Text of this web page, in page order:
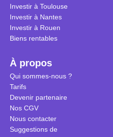
Investir à Toulouse
Investir à Nantes
Investir à Rouen
Biens rentables
À propos
Qui sommes-nous ?
Tarifs
Devenir partenaire
Nos CGV
Nous contacter
Suggestions de